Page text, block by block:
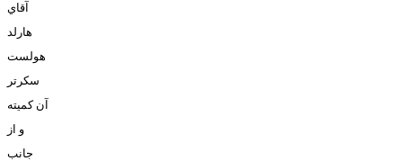
آقاي
هارلد
هولست
سکرتر
آن کميته
و از
جانب